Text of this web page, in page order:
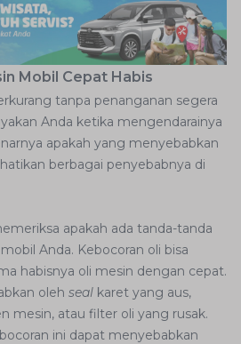
Mobil Cepat Habis
tanpa penanganan segera
Anda ketika mengendarainya
apakah yang menyebabkan
berbagai penyebabnya di
apakah ada tanda-tanda
Anda. Kebocoran oli bisa
habisnya oli mesin dengan cepat.
oleh seal karet yang aus,
mesin, atau filter oli yang rusak.
ini dapat menyebabkan